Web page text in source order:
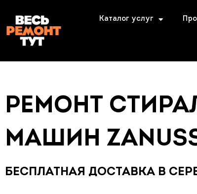
Каталог услуг
РЕМОНТ
МАШИН
БЕСПЛАТНАЯ ДОСТАВКА В